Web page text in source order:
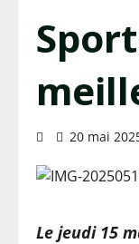
20 mai
Le jeudi 15